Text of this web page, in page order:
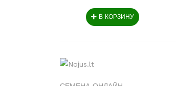
В КОРЗИНУ